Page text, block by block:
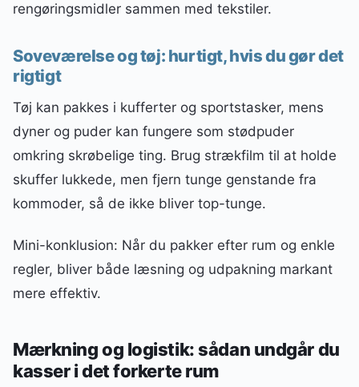
rengøringsmidler sammen med tekstiler.
Soveværelse og tøj: hurtigt, hvis du gør det
rigtigt
Tøj kan pakkes i kufferter og sportstasker, mens
dyner og puder kan fungere som stødpuder
omkring skrøbelige ting. Brug strækfilm til at holde
skuffer lukkede, men fjern tunge genstande fra
kommoder, så de ikke bliver top-tunge.
Mini-konklusion: Når du pakker efter rum og enkle
regler, bliver både læsning og udpakning markant
mere effektiv.
Mærkning og logistik: sådan undgår du
kasser i det forkerte rum